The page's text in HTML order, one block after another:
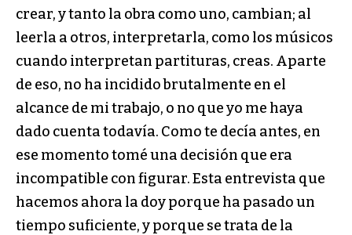
crear, y tanto la obra como uno, cambian; al
leerla a otros, interpretarla, como los músicos
cuando interpretan partituras, creas. Aparte
de eso, no ha incidido brutalmente en el
alcance de mi trabajo, o no que yo me haya
dado cuenta todavía. Como te decía antes, en
ese momento tomé una decisión que era
incompatible con figurar. Esta entrevista que
hacemos ahora la doy porque ha pasado un
tiempo suficiente, y porque se trata de la